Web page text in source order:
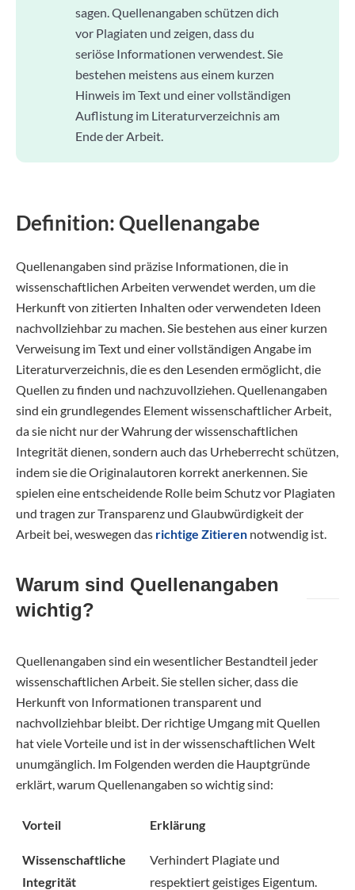
sagen. Quellenangaben schützen dich
vor Plagiaten und zeigen, dass du
seriöse Informationen verwendest. Sie
bestehen meistens aus einem kurzen
Hinweis im Text und einer vollständigen
Auflistung im Literaturverzeichnis am
Ende der Arbeit.
Definition: Quellenangabe
Quellenangaben sind präzise Informationen, die in
wissenschaftlichen Arbeiten verwendet werden, um die
Herkunft von zitierten Inhalten oder verwendeten Ideen
nachvollziehbar zu machen. Sie bestehen aus einer kurzen
Verweisung im Text und einer vollständigen Angabe im
Literaturverzeichnis, die es den Lesenden ermöglicht, die
Quellen zu finden und nachzuvollziehen. Quellenangaben
sind ein grundlegendes Element wissenschaftlicher Arbeit,
da sie nicht nur der Wahrung der wissenschaftlichen
Integrität dienen, sondern auch das Urheberrecht schützen,
indem sie die Originalautoren korrekt anerkennen. Sie
spielen eine entscheidende Rolle beim Schutz vor Plagiaten
und tragen zur Transparenz und Glaubwürdigkeit der
Arbeit bei, weswegen das richtige Zitieren notwendig ist.
Warum sind Quellenangaben
wichtig?
Quellenangaben sind ein wesentlicher Bestandteil jeder
wissenschaftlichen Arbeit. Sie stellen sicher, dass die
Herkunft von Informationen transparent und
nachvollziehbar bleibt. Der richtige Umgang mit Quellen
hat viele Vorteile und ist in der wissenschaftlichen Welt
unumgänglich. Im Folgenden werden die Hauptgründe
erklärt, warum Quellenangaben so wichtig sind:
Vorteil Erklärung
Wissenschaftliche
Integrität
Verhindert Plagiate und
respektiert geistiges Eigentum.